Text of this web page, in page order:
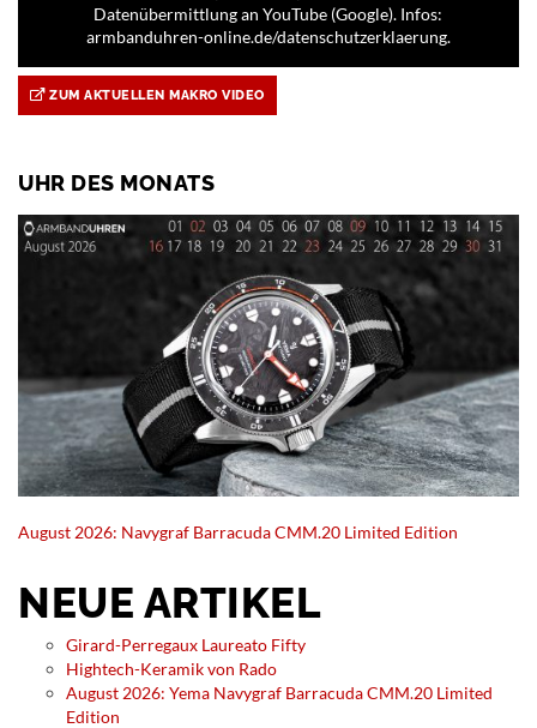
Datenübermittlung an YouTube (Google). Infos:
armbanduhren-online.de/datenschutzerklaerung.
ZUM AKTUELLEN MAKRO VIDEO
UHR DES MONATS
August 2026: Navygraf Barracuda CMM.20 Limited Edition
NEUE ARTIKEL
Girard-Perregaux Laureato Fifty
Hightech-Keramik von Rado
August 2026: Yema Navygraf Barracuda CMM.20 Limited
Edition